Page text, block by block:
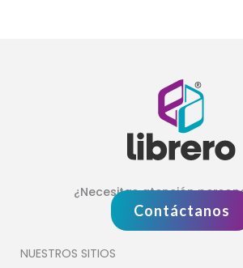
¿Necesitas atención
Contáctanos
NUESTROS SITIOS